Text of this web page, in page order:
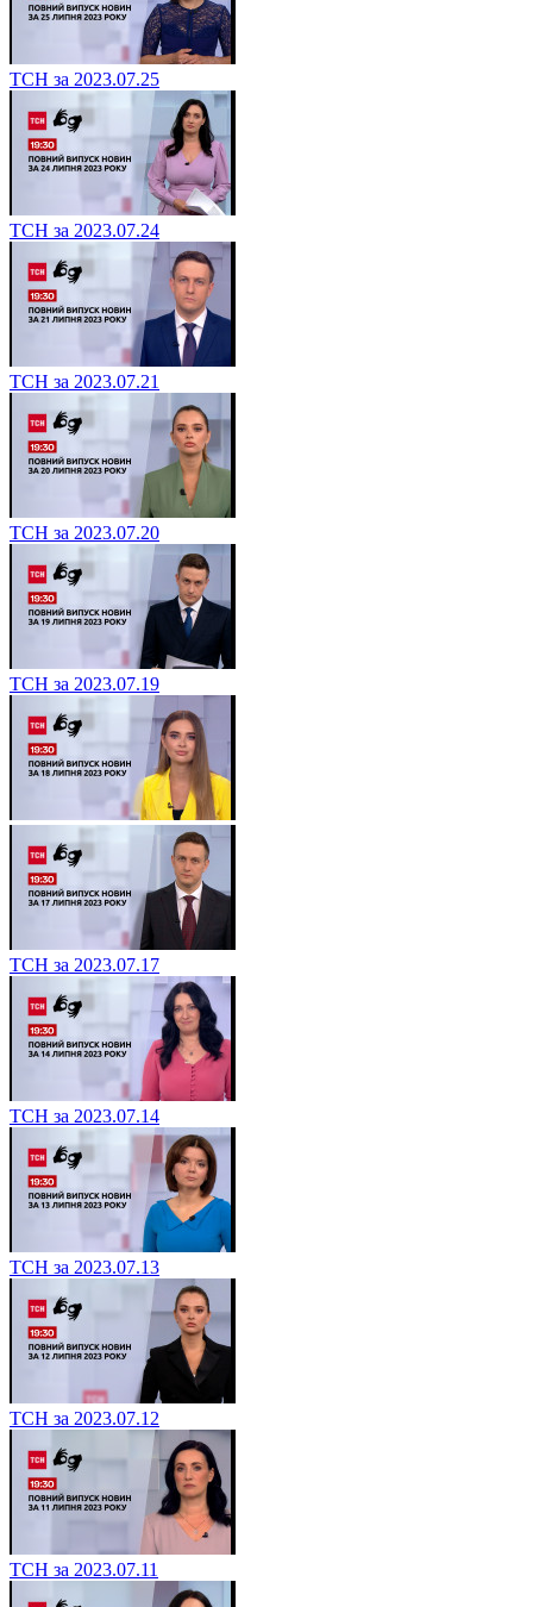
ТСН за 2023.07.25
ТСН за 2023.07.24
ТСН за 2023.07.21
ТСН за 2023.07.20
ТСН за 2023.07.19
ТСН за 2023.07.17
ТСН за 2023.07.14
ТСН за 2023.07.13
ТСН за 2023.07.12
ТСН за 2023.07.11